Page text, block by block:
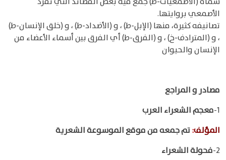
الأصمعي بروايتها.
تصانيفه كثيرة، منها (الإبل-ط) ، و (الأضداد-ط) ، و (خلق الإنسان-ط)
، و (المترادف-خ) ، و (الفرق-ط) أي الفرق بين أسماء الأعضاء من
الإنسان والحيوان
مصادر و المراجع
1- معجم الشعراء العرب
المؤلف:تم جمعه من موقع الموسوعة الشعرية
2- فحولة الشعراء